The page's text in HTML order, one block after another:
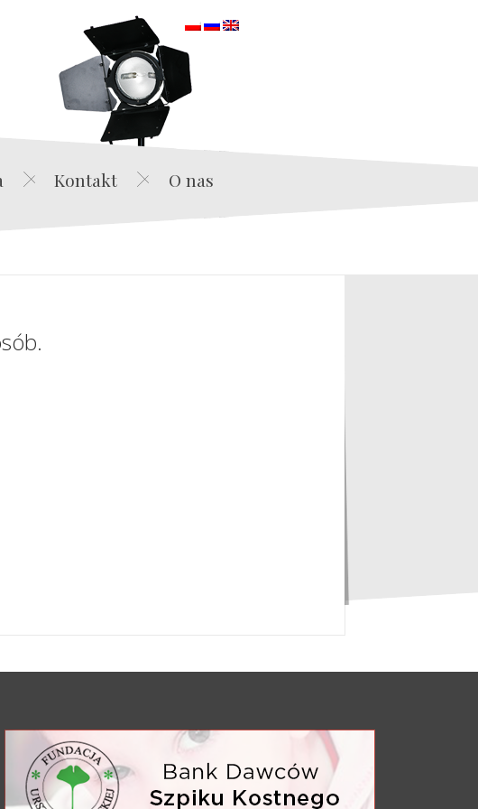
Agencja Aktorska
Kontakt O nas